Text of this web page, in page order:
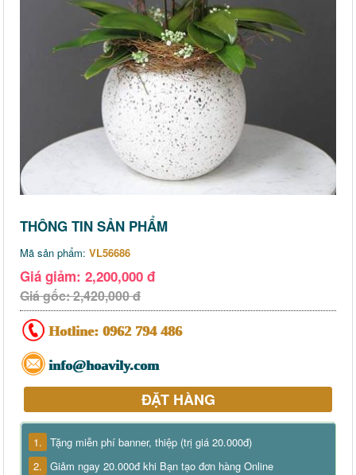
THÔNG TIN SẢN PHẨM
Mã sản phẩm: VL56686
Giá giảm: 2,200,000 đ
Giá gốc: 2,420,000 đ
Hotline: 0962 794 486
info@hoavily.com
ĐẶT HÀNG
1. Tặng miễn phí banner, thiệp (trị giá 20.000đ)
2. Giảm ngay 20.000đ khi Bạn tạo đơn hàng Online